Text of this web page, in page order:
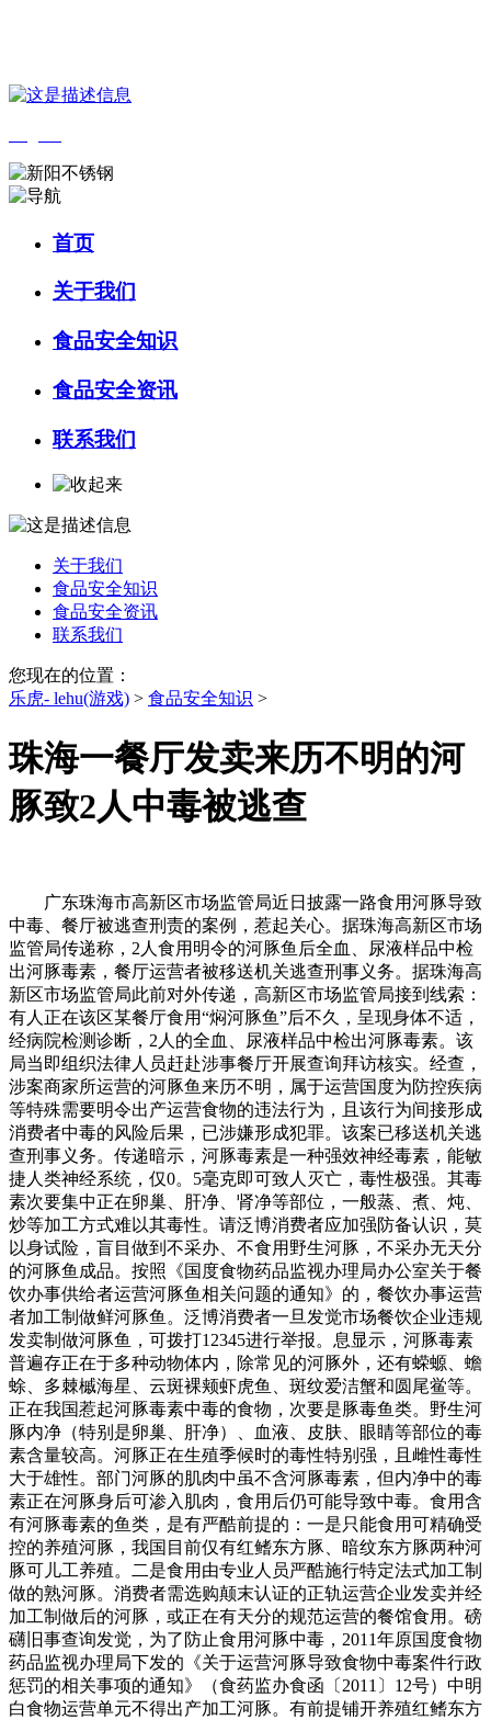
首页
关于我们
食品安全知识
食品安全资讯
联系我们
关于我们
食品安全知识
食品安全资讯
联系我们
您现在的位置：
乐虎- lehu(游戏) > 食品安全知识 >
珠海一餐厅发卖来历不明的河
豚致2人中毒被逃查
广东珠海市高新区市场监管局近日披露一路食用河豚导致
中毒、餐厅被逃查刑责的案例，惹起关心。据珠海高新区市场
监管局传递称，2人食用明令的河豚鱼后全血、尿液样品中检
出河豚毒素，餐厅运营者被移送机关逃查刑事义务。据珠海高
新区市场监管局此前对外传递，高新区市场监管局接到线索：
有人正在该区某餐厅食用“焖河豚鱼”后不久，呈现身体不适，
经病院检测诊断，2人的全血、尿液样品中检出河豚毒素。该
局当即组织法律人员赶赴涉事餐厅开展查询拜访核实。经查，
涉案商家所运营的河豚鱼来历不明，属于运营国度为防控疾病
等特殊需要明令出产运营食物的违法行为，且该行为间接形成
消费者中毒的风险后果，已涉嫌形成犯罪。该案已移送机关逃
查刑事义务。传递暗示，河豚毒素是一种强效神经毒素，能敏
捷人类神经系统，仅0。5毫克即可致人灭亡，毒性极强。其毒
素次要集中正在卵巢、肝净、肾净等部位，一般蒸、煮、炖、
炒等加工方式难以其毒性。请泛博消费者应加强防备认识，莫
以身试险，盲目做到不采办、不食用野生河豚，不采办无天分
的河豚鱼成品。按照《国度食物药品监视办理局办公室关于餐
饮办事供给者运营河豚鱼相关问题的通知》的，餐饮办事运营
者加工制做鲜河豚鱼。泛博消费者一旦发觉市场餐饮企业违规
发卖制做河豚鱼，可拨打12345进行举报。息显示，河豚毒素
普遍存正在于多种动物体内，除常见的河豚外，还有蝾螈、蟾
蜍、多棘槭海星、云斑裸颊虾虎鱼、斑纹爱洁蟹和圆尾鲎等。
正在我国惹起河豚毒素中毒的食物，次要是豚毒鱼类。野生河
豚内净（特别是卵巢、肝净）、血液、皮肤、眼睛等部位的毒
素含量较高。河豚正在生殖季候时的毒性特别强，且雌性毒性
大于雄性。部门河豚的肌肉中虽不含河豚毒素，但内净中的毒
素正在河豚身后可渗入肌肉，食用后仍可能导致中毒。食用含
有河豚毒素的鱼类，是有严酷前提的：一是只能食用可精确受
控的养殖河豚，我国目前仅有红鳍东方豚、暗纹东方豚两种河
豚可儿工养殖。二是食用由专业人员严酷施行特定法式加工制
做的熟河豚。消费者需选购颠末认证的正轨运营企业发卖并经
加工制做后的河豚，或正在有天分的规范运营的餐馆食用。磅
礴旧事查询发觉，为了防止食用河豚中毒，2011年原国度食物
药品监视办理局下发的《关于运营河豚导致食物中毒案件行政
惩罚的相关事项的通知》（食药监办食函〔2011〕12号）中明
白食物运营单元不得出产加工河豚。有前提铺开养殖红鳍东方